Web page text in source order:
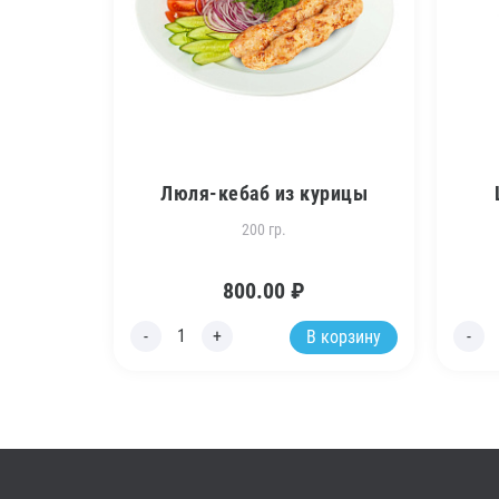
Люля-кебаб из курицы
200 гр.
800.00 ₽
В корзину